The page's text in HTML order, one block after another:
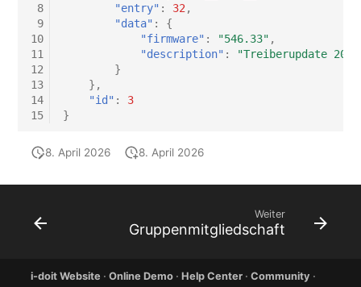
8
9
10
11
12
13
14
15
"entry" : 32 ,
"data" :
{
"firmware" : "546.33" ,
"description" :
"Treiberupdate
}
},
"id" :
3
}
8. April 2026 8. April 2026
Weiter
Gruppenmitgliedschaft
i-doit Website ·Online Demo · Help Center ·Community ·